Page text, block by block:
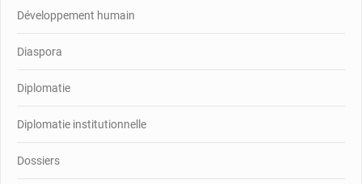
Développement humain
Diaspora
Diplomatie
Diplomatie institutionnelle
Dossiers